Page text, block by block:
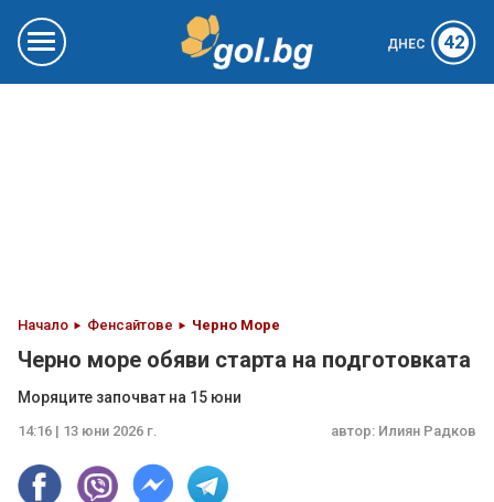
ДНЕС 42
Начало Фенсайтове Черно Море
Черно море обяви старта на подготовката
Моряците започват на 15 юни
14:16 | 13 юни 2026 г. автор: Илиян Радков